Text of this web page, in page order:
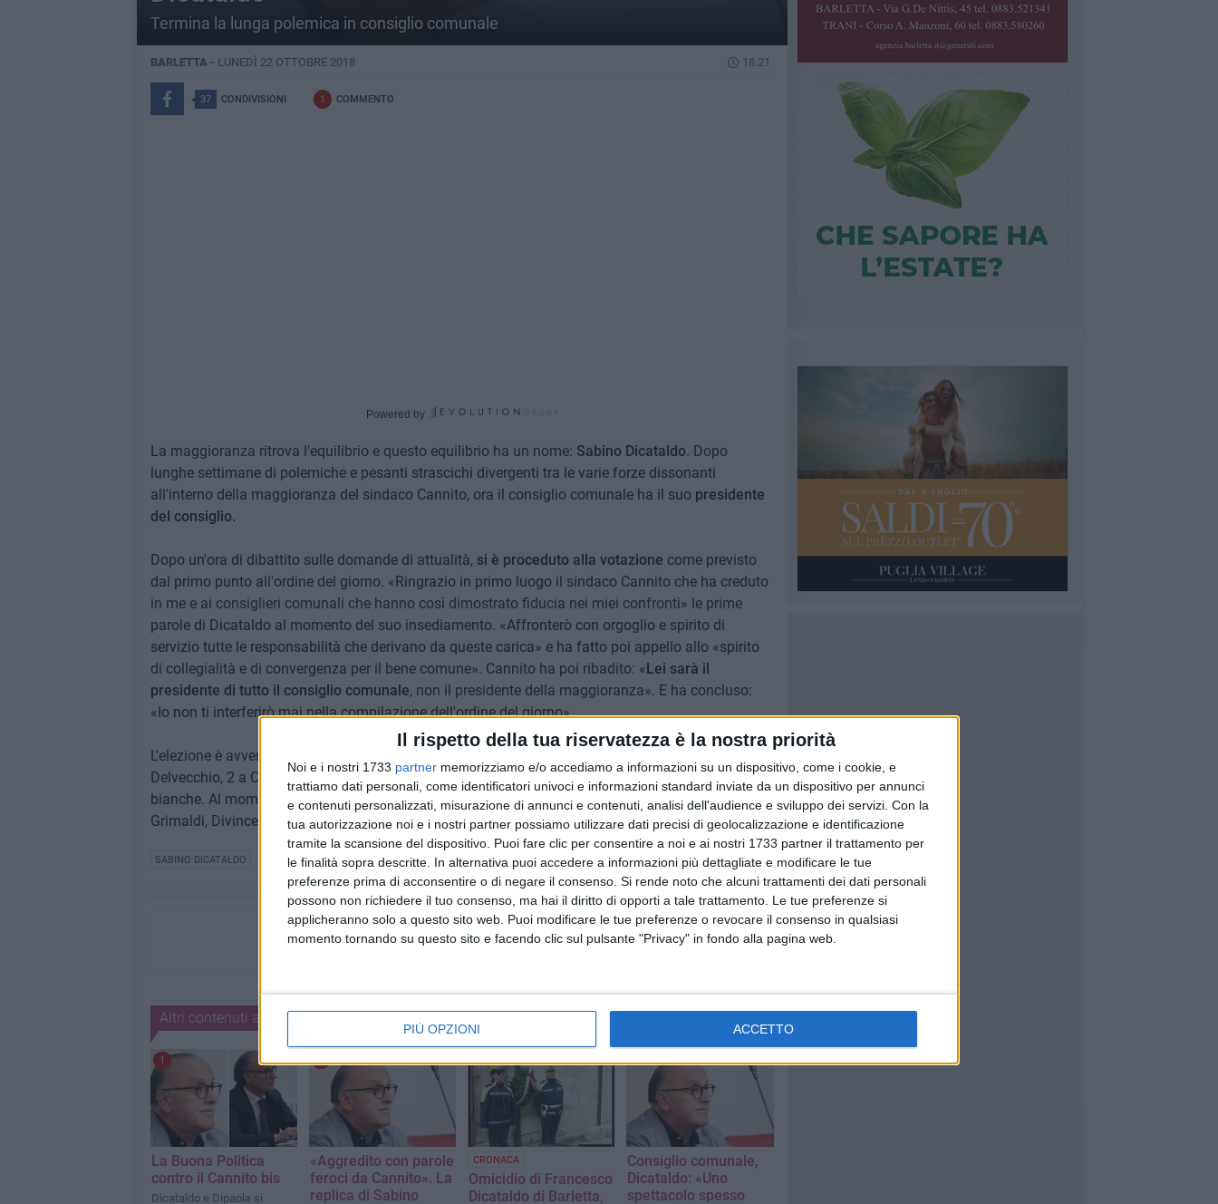
Il rispetto della tua riservatezza è la nostra priorità
Noi e i nostri 1733 partner memorizziamo e/o accediamo a informazioni su un dispositivo, come i cookie, e
trattiamo dati personali, come identificatori univoci e informazioni standard inviate da un dispositivo per annunci
e contenuti personalizzati, misurazione di annunci e contenuti, analisi dell'audience e sviluppo dei servizi. Con la
tua autorizzazione noi e i nostri partner possiamo utilizzare dati precisi di geolocalizzazione e identificazione
tramite la scansione del dispositivo. Puoi fare clic per consentire a noi e ai nostri 1733 partner il trattamento per
le finalità sopra descritte. In alternativa puoi accedere a informazioni più dettagliate e modificare le tue
preferenze prima di acconsentire o di negare il consenso. Si rende noto che alcuni trattamenti dei dati personali
possono non richiedere il tuo consenso, ma hai il diritto di opporti a tale trattamento. Le tue preferenze si
applicheranno solo a questo sito web. Puoi modificare le tue preferenze o revocare il consenso in qualsiasi
momento tornando su questo sito e facendo clic sul pulsante "Privacy" in fondo alla pagina web.
PIÙ OPZIONI ACCETTO
Termina la lunga polemica in consiglio comunale
BARLETTA - LUNEDÌ 22 OTTOBRE 2018 18.21
37 CONDIVISIONI 1 COMMENTO
Powered by
La maggioranza ritrova l'equilibrio e questo equilibrio ha un nome: Sabino Dicataldo. Dopo
lunghe settimane di polemiche e pesanti strascichi divergenti tra le varie forze dissonanti
all'interno della maggioranza del sindaco Cannito, ora il consiglio comunale ha il suo presidente
del consiglio.
Dopo un'ora di dibattito sulle domande di attualità, si è proceduto alla votazione come previsto
dal primo punto all'ordine del giorno. «Ringrazio in primo luogo il sindaco Cannito che ha creduto
in me e ai consiglieri comunali che hanno così dimostrato fiducia nei miei confronti» le prime
parole di Dicataldo al momento del suo insediamento. «Affronterò con orgoglio e spirito di
servizio tutte le responsabilità che derivano da queste carica» e ha fatto poi appello allo «spirito
di collegialità e di convergenza per il bene comune». Cannito ha poi ribadito: «Lei sarà il
presidente di tutto il consiglio comunale, non il presidente della maggioranza». E ha concluso:
«Io non ti interferirò mai nella compilazione dell'ordine del giorno».
L'elezione è avvenuta con
. Gli altri voti sono stati così distribuiti: 4 a Dino
Delvecchio, 2 a Carmine Doronzo, 1 a Maria Angela Carone, 1 ad Antonio Cariolano e 3 schede
bianche. Al momento della votazione per l'immediata eseguibilità, erano assenti i consiglieri
Grimaldi, Divincenzo e Maffione.
SABINO DICATALDO
Altri contenuti a tema
1
La Buona Politica
contro il Cannito bis
Dicataldo e Dipaola si
1
«Aggredito con parole
feroci da Cannito». La
replica di Sabino
CRONACA
Omicidio di Francesco
Dicataldo di Barletta,
Consiglio comunale,
Dicataldo: «Uno
spettacolo spesso